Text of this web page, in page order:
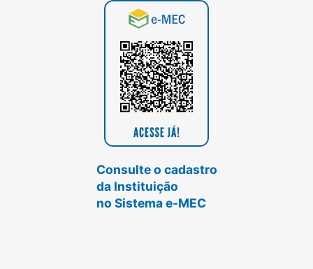
Consulte o cadastro
da Instituição
no Sistema e-MEC